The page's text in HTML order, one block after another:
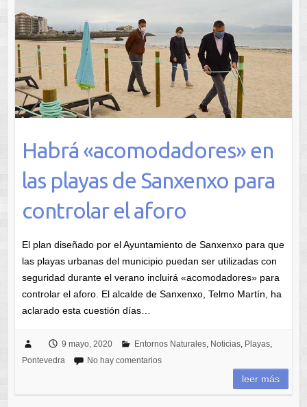
Habrá «acomodadores» en
las playas de Sanxenxo para
controlar el aforo
El plan diseñado por el Ayuntamiento de Sanxenxo para que
las playas urbanas del municipio puedan ser utilizadas con
seguridad durante el verano incluirá «acomodadores» para
controlar el aforo. El alcalde de Sanxenxo, Telmo Martín, ha
aclarado esta cuestión días…
9 mayo, 2020 Entornos Naturales, Noticias, Playas,
Pontevedra
No hay comentarios
leer más